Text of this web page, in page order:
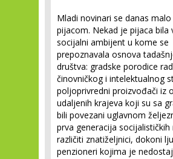
Mladi novinari se danas malo
pijacom. Nekad je pijaca bila
socijalni ambijent u kome se
prepoznavala osnova
društva: gradske porodice
činovničkog i intelektualnog
poljoprivredni proizvođači iz
udaljenih krajeva koji su sa
bili povezani uglavnom
prva generacija socijalističkih
različiti znatiželjnici, dokoni
penzioneri kojima je